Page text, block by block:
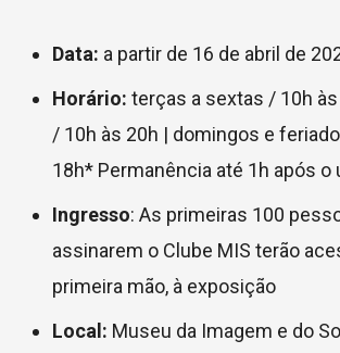
Data: a partir de 16 de abril de
Horário: terças a sextas / 10h
/ 10h às 20h | domingos e
18h* Permanência até 1h após o
Ingresso: As primeiras 100
assinarem o Clube MIS terão
primeira mão, à exposição
Local: Museu da Imagem e do